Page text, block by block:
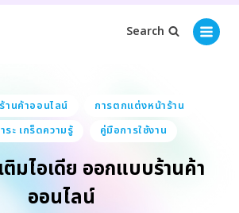
Search
านค้าออนไลน์
การตกแต่งหน้าร้าน
ระ เกร็ดความรู้
คู่มือการใช้งาน
ติมไอเดีย ออกแบบร้านค้า
ออนไลน์